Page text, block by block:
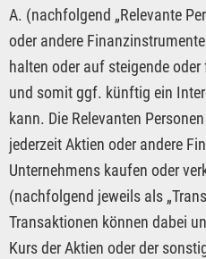
A. (nachfolgend „Relevante
oder andere
halten oder auf steigende
und somit ggf. künftig ein
kann. Die Relevanten
jederzeit Aktien oder andere
Unternehmens kaufen oder
(nachfolgend jeweils als
Transaktionen können dabei
Kurs der Aktien oder der